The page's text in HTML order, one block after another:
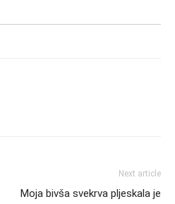
Next article
Moja bivša svekrva pljeskala je